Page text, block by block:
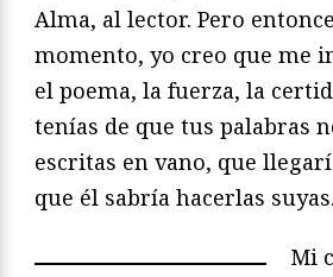
Alma, al lector. Pero
momento, yo creo que me
el poema, la fuerza, la
tenías de que tus palabras
escritas en vano, que
que él sabría hacerlas suyas.
Mi